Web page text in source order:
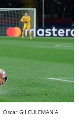
Óscar Gil CULEMANÍA